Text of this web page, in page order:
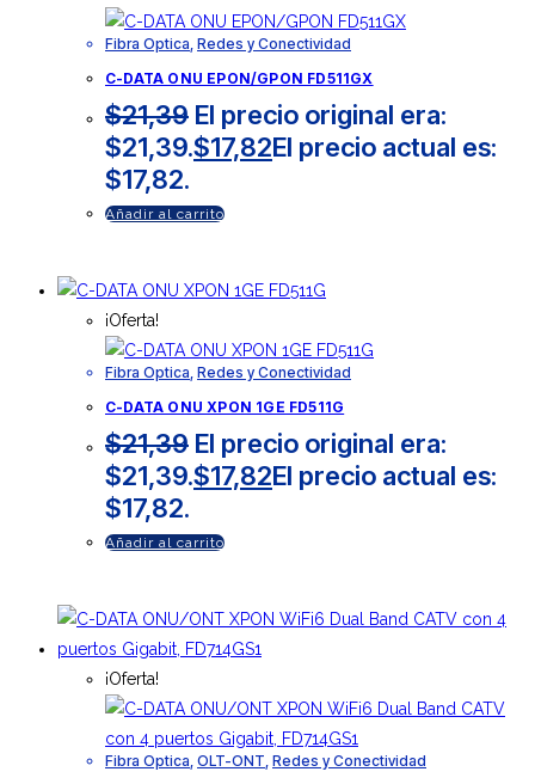
Fibra Optica Redes y Conectividad
C-DATA ONU EPON/GPON FD511GX
$21,39 El precio original era:
$21,39.$17,82El precio actual es:
$17,82.
Añadir al carrito
¡Oferta!
Fibra Optica Redes y Conectividad
C-DATA ONU XPON 1GE FD511G
$21,39 El precio original era:
$21,39.$17,82El precio actual es:
$17,82.
Añadir al carrito
¡Oferta!
Fibra Optica OLT-ONT Redes y Conectividad